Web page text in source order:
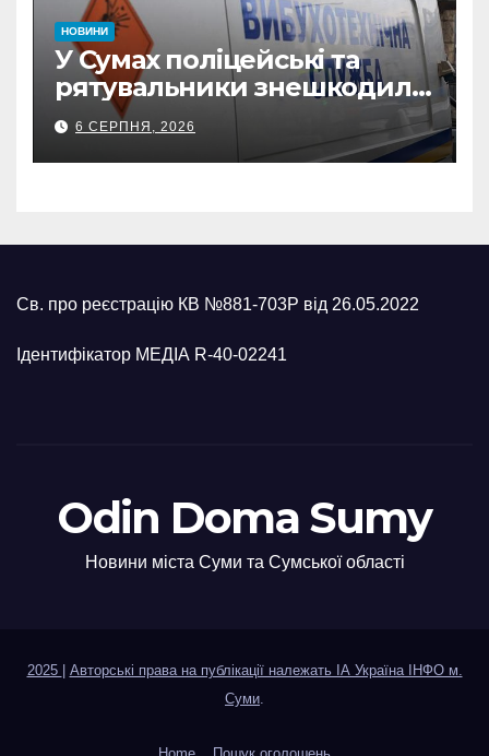
НОВИНИ
У Сумах поліцейські та
рятувальники знешкодили
500-кілограмову авіабомбу
росіян
6 СЕРПНЯ, 2026
Св. про реєстрацію КВ №881-703Р від 26.05.2022
Ідентифікатор МЕДІА R-40-02241
Odin Doma Sumy
Новини міста Суми та Сумської області
2025
Авторські права на публікації належать ІА Україна ІНФО м.
Суми.